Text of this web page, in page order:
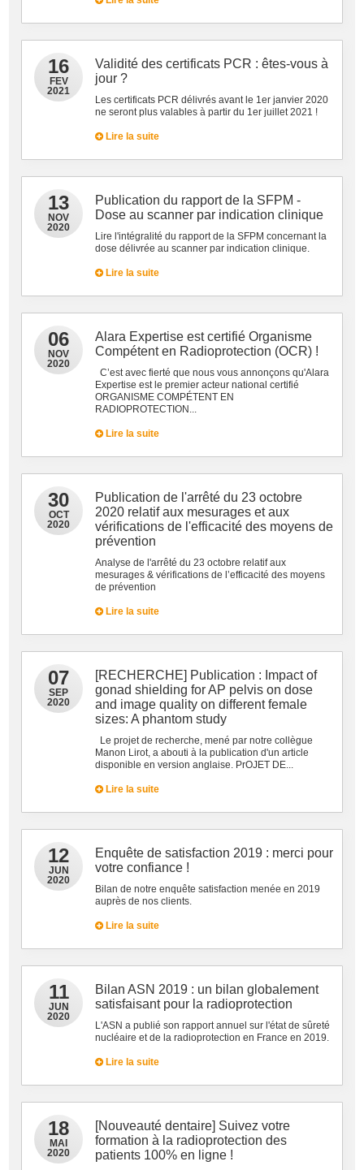
16
FEV
2021
Validité des certificats PCR : êtes-vous à
jour ?
Les certificats PCR délivrés avant le 1er janvier 2020
ne seront plus valables à partir du 1er juillet 2021 !
Lire la suite
13
NOV
2020
Publication du rapport de la SFPM -
Dose au scanner par indication clinique
Lire l'intégralité du rapport de la SFPM concernant la
dose délivrée au scanner par indication clinique.
Lire la suite
06
NOV
2020
Alara Expertise est certifié Organisme
Compétent en Radioprotection (OCR) !
C’est avec fierté que nous vous annonçons qu'Alara
Expertise est le premier acteur national certifié
ORGANISME COMPÉTENT EN
RADIOPROTECTION...
Lire la suite
30
OCT
2020
Publication de l'arrêté du 23 octobre
2020 relatif aux mesurages et aux
vérifications de l'efficacité des moyens de
prévention
Analyse de l'arrêté du 23 octobre relatif aux
mesurages & vérifications de l’efficacité des moyens
de prévention
Lire la suite
07
SEP
2020
[RECHERCHE] Publication : Impact of
gonad shielding for AP pelvis on dose
and image quality on different female
sizes: A phantom study
Le projet de recherche, mené par notre collègue
Manon Lirot, a abouti à la publication d'un article
disponible en version anglaise. PrOJET DE...
Lire la suite
12
JUN
2020
Enquête de satisfaction 2019 : merci pour
votre confiance !
Bilan de notre enquête satisfaction menée en 2019
auprès de nos clients.
Lire la suite
11
JUN
2020
Bilan ASN 2019 : un bilan globalement
satisfaisant pour la radioprotection
L'ASN a publié son rapport annuel sur l'état de sûreté
nucléaire et de la radioprotection en France en 2019.
Lire la suite
18
MAI
2020
[Nouveauté dentaire] Suivez votre
formation à la radioprotection des
patients 100% en ligne !